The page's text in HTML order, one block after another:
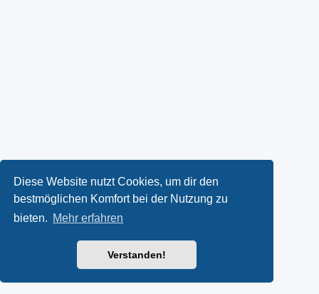
Diese Website nutzt Cookies, um dir den
bestmöglichen Komfort bei der Nutzung zu
bieten. Mehr erfahren
Verstanden!